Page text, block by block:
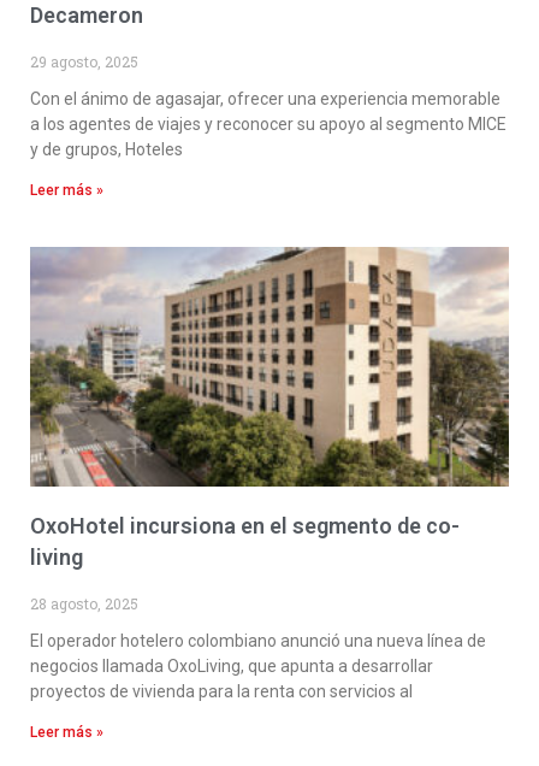
Decameron
29 agosto, 2025
Con el ánimo de agasajar, ofrecer una experiencia memorable
a los agentes de viajes y reconocer su apoyo al segmento MICE
y de grupos, Hoteles
Leer más »
OxoHotel incursiona en el segmento de co-
living
28 agosto, 2025
El operador hotelero colombiano anunció una nueva línea de
negocios llamada OxoLiving, que apunta a desarrollar
proyectos de vivienda para la renta con servicios al
Leer más »